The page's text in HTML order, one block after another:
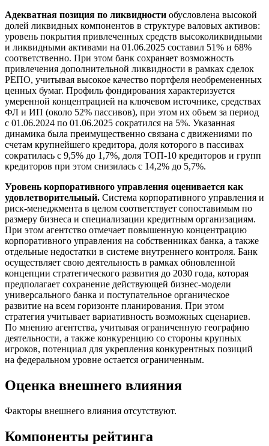
Адекватная позиция по ликвидности обусловлена высокой
долей ликвидных компонентов в структуре валовых активов:
уровень покрытия привлеченных средств высоколиквидными
и ликвидными активами на 01.06.2025 составил 51% и 68%
соответственно. При этом банк сохраняет возможность
привлечения дополнительной ликвидности в рамках сделок
РЕПО, учитывая высокое качество портфеля необремененных
ценных бумаг. Профиль фондирования характеризуется
умеренной концентрацией на ключевом источнике, средствах
ФЛ и ИП (около 52% пассивов), при этом их объем за период
с 01.06.2024 по 01.06.2025 сократился на 5%. Указанная
динамика была преимущественно связана с движениями по
счетам крупнейшего кредитора, доля которого в пассивах
сократилась с 9,5% до 1,7%, доля ТОП-10 кредиторов и групп
кредиторов при этом снизилась с 14,2% до 5,7%.
Уровень корпоративного управления оценивается как
удовлетворительный. Система корпоративного управления и
риск-менеджмента в целом соответствует сопоставимым по
размеру бизнеса и специализации кредитным организациям.
При этом агентство отмечает повышенную концентрацию
корпоративного управления на собственниках банка, а также
отдельные недостатки в системе внутреннего контроля. Банк
осуществляет свою деятельность в рамках обновленной
концепции стратегического развития до 2030 года, которая
предполагает сохранение действующей бизнес-модели
универсального банка и поступательное органическое
развитие на всем горизонте планирования. При этом
стратегия учитывает вариативность возможных сценариев.
По мнению агентства, учитывая ограниченную географию
деятельности, а также конкуренцию со стороны крупных
игроков, потенциал для укрепления конкурентных позиций
на федеральном уровне остается ограниченным.
Оценка внешнего влияния
Факторы внешнего влияния отсутствуют.
Компоненты рейтинга